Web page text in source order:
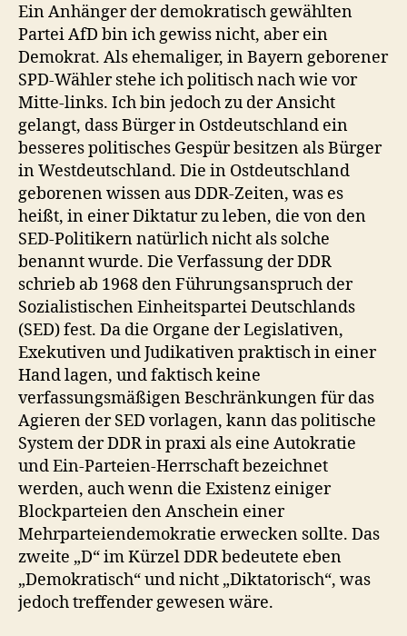
Ein Anhänger der demokratisch gewählten
Partei AfD bin ich gewiss nicht, aber ein
Demokrat. Als ehemaliger, in Bayern geborener
SPD-Wähler stehe ich politisch nach wie vor
Mitte-links. Ich bin jedoch zu der Ansicht
gelangt, dass Bürger in Ostdeutschland ein
besseres politisches Gespür besitzen als Bürger
in Westdeutschland. Die in Ostdeutschland
geborenen wissen aus DDR-Zeiten, was es
heißt, in einer Diktatur zu leben, die von den
SED-Politikern natürlich nicht als solche
benannt wurde. Die Verfassung der DDR
schrieb ab 1968 den Führungsanspruch der
Sozialistischen Einheitspartei Deutschlands
(SED) fest. Da die Organe der Legislativen,
Exekutiven und Judikativen praktisch in einer
Hand lagen, und faktisch keine
verfassungsmäßigen Beschränkungen für das
Agieren der SED vorlagen, kann das politische
System der DDR in praxi als eine Autokratie
und Ein-Parteien-Herrschaft bezeichnet
werden, auch wenn die Existenz einiger
Blockparteien den Anschein einer
Mehrparteiendemokratie erwecken sollte. Das
zweite „D“ im Kürzel DDR bedeutete eben
„Demokratisch“ und nicht „Diktatorisch“, was
jedoch treffender gewesen wäre.